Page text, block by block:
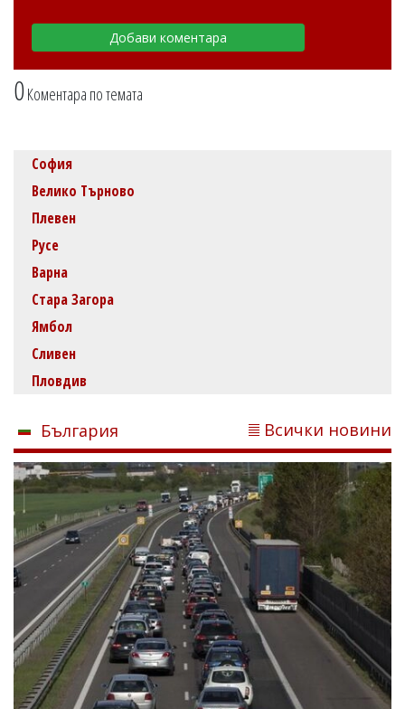
0Коментара по темата
София
Велико Търново
Плевен
Русе
Варна
Стара Загора
Ямбол
Сливен
Пловдив
България Всички новини